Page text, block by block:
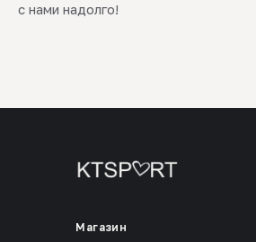
с нами надолго!
Магазин